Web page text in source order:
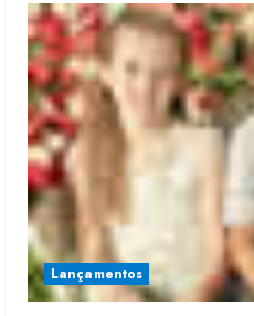
escolhe
SP
para
abrir
loja
de
varejo
Lançamentos